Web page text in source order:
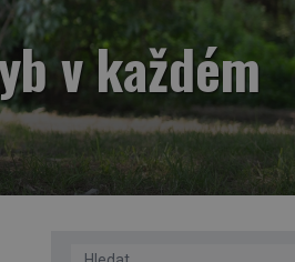
v každém